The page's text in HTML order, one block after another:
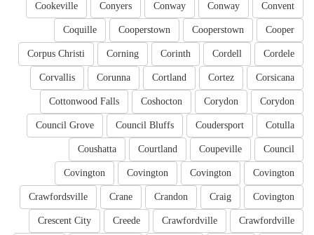
Convent
Conway
Conway
Conyers
Cookeville
Cooper
Cooperstown
Cooperstown
Coquille
Cordele
Cordell
Corinth
Corning
Corpus Christi
Corsicana
Cortez
Cortland
Corunna
Corvallis
Corydon
Corydon
Coshocton
Cottonwood Falls
Cotulla
Coudersport
Council Bluffs
Council Grove
Council
Coupeville
Courtland
Coushatta
Covington
Covington
Covington
Covington
Covington
Craig
Crandon
Crane
Crawfordsville
Crawfordville
Crawfordville
Creede
Crescent City